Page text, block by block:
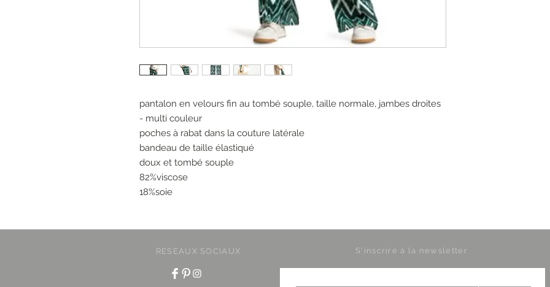
pantalon en velours fin au tombé souple, taille normale, jambes droites
- multi couleur
poches à rabat dans la couture latérale
bandeau de taille élastiqué
doux et tombé souple
82%viscose
18%soie
RESEAUX SOCIAUX S'inscrire à la newsletter